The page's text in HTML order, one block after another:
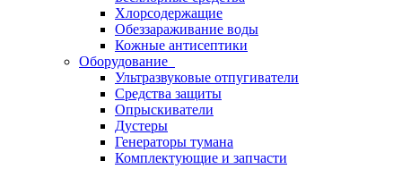
Хлорсодержащие
Обеззараживание воды
Кожные антисептики
Оборудование
Ультразвуковые отпугиватели
Средства защиты
Опрыскиватели
Дустеры
Генераторы тумана
Комплектующие и запчасти